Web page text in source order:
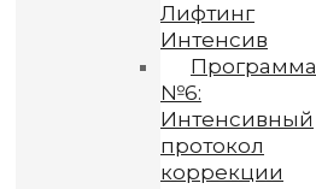
Лифтинг
Интенсив
Программа
№6:
Интенсивный
протокол
коррекции